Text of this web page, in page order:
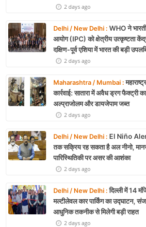
2 days ago
Delhi / New Delhi : WHO ने
आयोग (IPC) को क्षेत्रीय उत्कृष्टता केंद्र
दक्षिण-पूर्व एशिया में भारत की बड़ी
2 days ago
Maharashtra / Mumbai :
कार्रवाई: सातारा में अवैध ड्रग फैक्ट्री
अल्प्राजोलम और डायजेपाम जब्त
2 days ago
Delhi / New Delhi : El Niño
तक सक्रिय रह सकता है अल नीनो,
पारिस्थितिकी पर असर की आशंका
2 days ago
Delhi / New Delhi :दिल्ली में 14
मल्टीलेवल कार पार्किंग का उद्घाटन,
आधुनिक तकनीक से मिलेगी बड़ी राहत
2 days ago